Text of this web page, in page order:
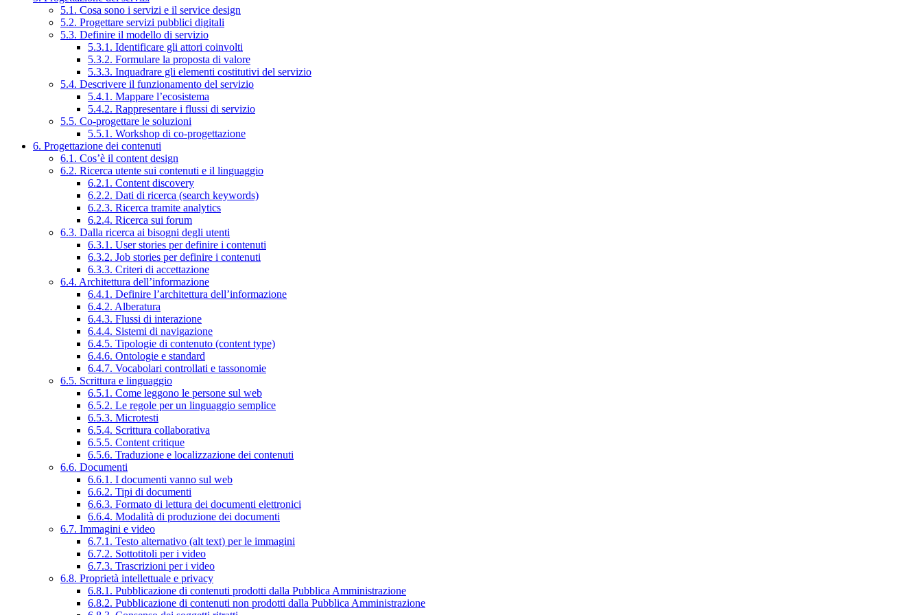
5.1. Cosa sono i servizi e il service design
5.2. Progettare servizi pubblici digitali
5.3. Definire il modello di servizio
5.3.1. Identificare gli attori coinvolti
5.3.2. Formulare la proposta di valore
5.3.3. Inquadrare gli elementi costitutivi del servizio
5.4. Descrivere il funzionamento del servizio
5.4.1. Mappare l’ecosistema
5.4.2. Rappresentare i flussi di servizio
5.5. Co-progettare le soluzioni
5.5.1. Workshop di co-progettazione
6. Progettazione dei contenuti
6.1. Cos’è il content design
6.2. Ricerca utente sui contenuti e il linguaggio
6.2.1. Content discovery
6.2.2. Dati di ricerca (search keywords)
6.2.3. Ricerca tramite analytics
6.2.4. Ricerca sui forum
6.3. Dalla ricerca ai bisogni degli utenti
6.3.1. User stories per definire i contenuti
6.3.2. Job stories per definire i contenuti
6.3.3. Criteri di accettazione
6.4. Architettura dell’informazione
6.4.1. Definire l’architettura dell’informazione
6.4.2. Alberatura
6.4.3. Flussi di interazione
6.4.4. Sistemi di navigazione
6.4.5. Tipologie di contenuto (content type)
6.4.6. Ontologie e standard
6.4.7. Vocabolari controllati e tassonomie
6.5. Scrittura e linguaggio
6.5.1. Come leggono le persone sul web
6.5.2. Le regole per un linguaggio semplice
6.5.3. Microtesti
6.5.4. Scrittura collaborativa
6.5.5. Content critique
6.5.6. Traduzione e localizzazione dei contenuti
6.6. Documenti
6.6.1. I documenti vanno sul web
6.6.2. Tipi di documenti
6.6.3. Formato di lettura dei documenti elettronici
6.6.4. Modalità di produzione dei documenti
6.7. Immagini e video
6.7.1. Testo alternativo (alt text) per le immagini
6.7.2. Sottotitoli per i video
6.7.3. Trascrizioni per i video
6.8. Proprietà intellettuale e privacy
6.8.1. Pubblicazione di contenuti prodotti dalla Pubblica Amministrazione
6.8.2. Pubblicazione di contenuti non prodotti dalla Pubblica Amministrazione